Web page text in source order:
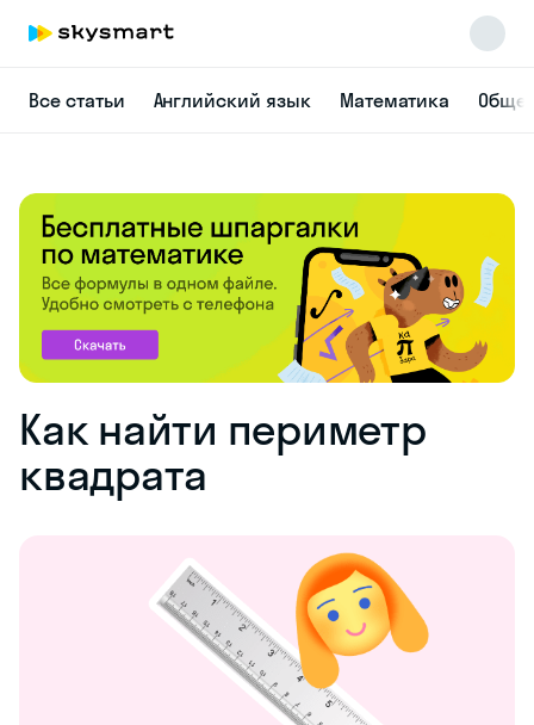
Все статьи Английский язык Математика
Как найти периметр
квадрата
Skysmart Chat
online